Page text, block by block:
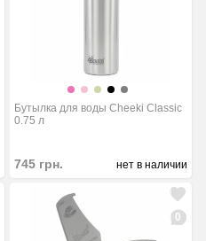
Бутылка для воды Cheeki Classic
0.75 л
745 грн. нет в наличии
0